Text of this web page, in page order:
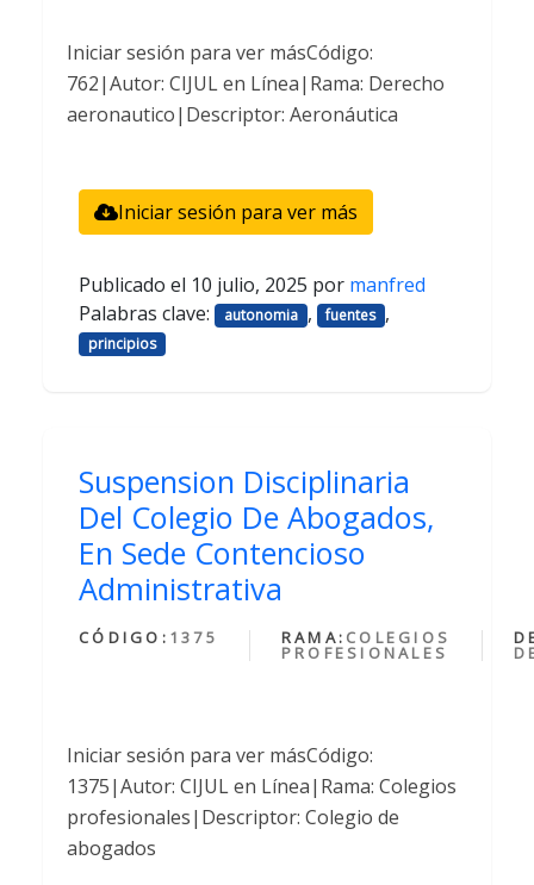
Iniciar sesión para ver másCódigo:
762|Autor: CIJUL en Línea|Rama: Derecho
aeronautico|Descriptor: Aeronáutica
Iniciar sesión para ver más
Publicado el 10 julio, 2025 por manfred
Palabras clave:
autonomia , fuentes ,
principios
Suspension Disciplinaria
Del Colegio De Abogados,
En Sede Contencioso
Administrativa
CÓDIGO: 1375 RAMA: COLEGIOS
PROFESIONALES
Iniciar sesión para ver másCódigo:
1375|Autor: CIJUL en Línea|Rama: Colegios
profesionales|Descriptor: Colegio de
abogados